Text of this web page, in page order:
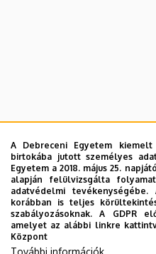
A Debreceni Egyetem
birtokába jutott személyes
Egyetem a 2018. május 25.
alapján felülvizsgálta
adatvédelmi
korábban is teljes
szabályozásoknak. A GDPR
amelyet az alábbi linkre
Központ
További információk